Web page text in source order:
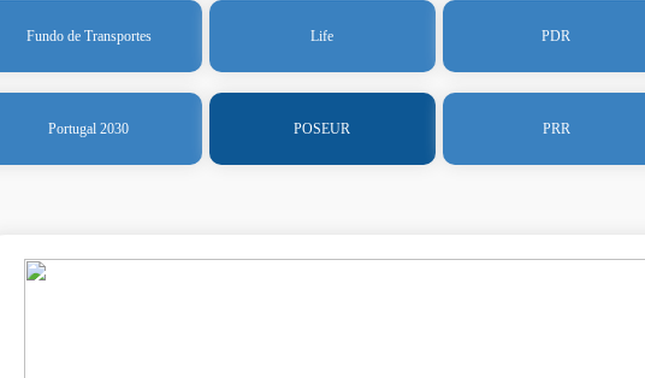
Fundo de Transportes Life PDR
Portugal 2030 POSEUR PRR